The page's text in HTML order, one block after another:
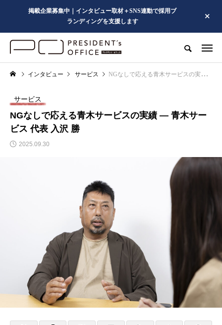
掲載企業募集中｜インタビュー取材＋SNS連動で採用ブ
ランディングを支援します
インタビュー サービス NGなしで応える青木サービスの実績 ― 青木サービス 代表 入沢 勝
サービス
NGなしで応える青木サービスの実績 ― 青木サー
ビス 代表 入沢 勝
2025.09.30